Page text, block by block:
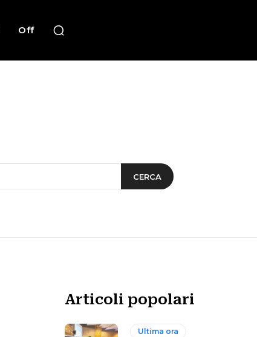
Off
CERCA
Articoli popolari
Ultima ora